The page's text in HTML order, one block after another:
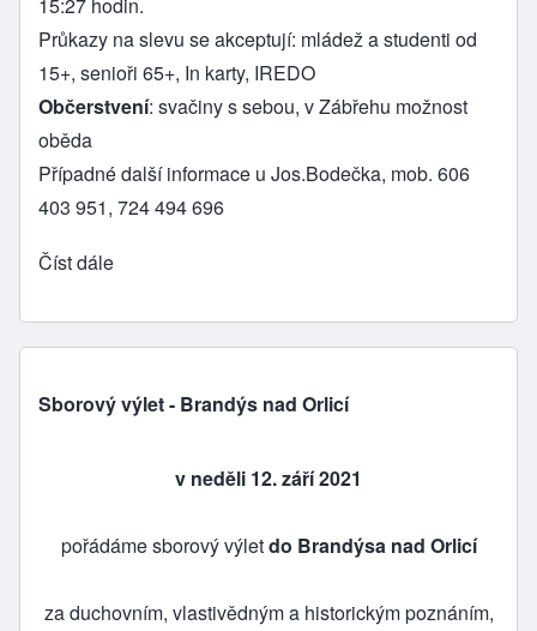
Průkazy na slevu se akceptují: mládež a studenti od
15+, senioři 65+, In karty, IREDO
Občerstvení: svačiny s sebou, v Zábřehu možnost
oběda
Případné další informace u Jos.Bodečka, mob. 606
403 951, 724 494 696
Číst dále
Sborový výlet - Brandýs nad Orlicí
v neděli 12. září 2021
pořádáme sborový výletdo Brandýsa nad Orlicí
za duchovním, vlastivědným a historickým poznáním,